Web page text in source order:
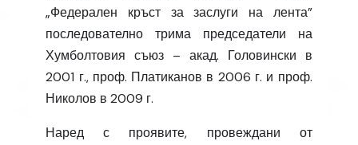
„Федерален кръст за заслуги на лента”
последователно трима председатели на
Хумболтовия съюз – акад. Головински в
2001 г., проф. Платиканов в 2006 г. и проф.
Николов в 2009 г.
Наред с проявите, провеждани от